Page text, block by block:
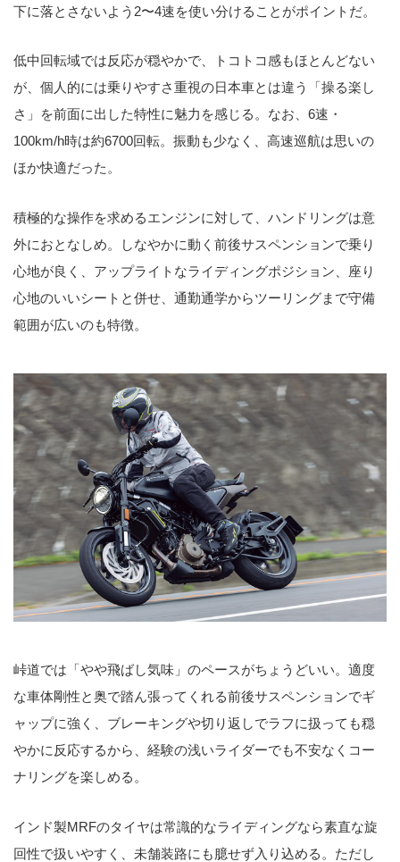
下に落とさないよう2〜4速を使い分けることがポイントだ。
低中回転域では反応が穏やかで、トコトコ感もほとんどない
が、個人的には乗りやすさ重視の日本車とは違う「操る楽し
さ」を前面に出した特性に魅力を感じる。なお、6速・
100km/h時は約6700回転。振動も少なく、高速巡航は思いの
ほか快適だった。
積極的な操作を求めるエンジンに対して、ハンドリングは意
外におとなしめ。しなやかに動く前後サスペンションで乗り
心地が良く、アップライトなライディングポジション、座り
心地のいいシートと併せ、通勤通学からツーリングまで守備
範囲が広いのも特徴。
峠道では「やや飛ばし気味」のペースがちょうどいい。適度
な車体剛性と奥で踏ん張ってくれる前後サスペンションでギ
ャップに強く、ブレーキングや切り返しでラフに扱っても穏
やかに反応するから、経験の浅いライダーでも不安なくコー
ナリングを楽しめる。
インド製MRFのタイヤは常識的なライディングなら素直な旋
回性で扱いやすく、未舗装路にも臆せず入り込める。ただし